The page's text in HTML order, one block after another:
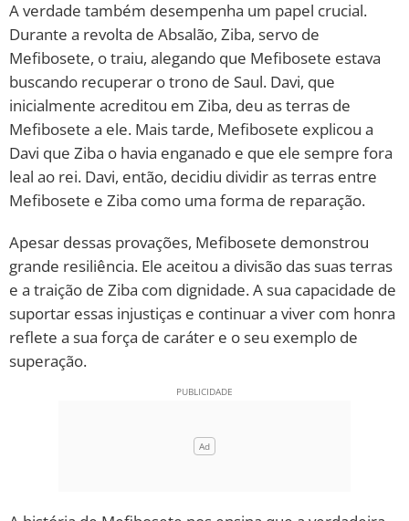
A verdade também desempenha um papel crucial.
Durante a revolta de Absalão, Ziba, servo de
Mefibosete, o traiu, alegando que Mefibosete estava
buscando recuperar o trono de Saul. Davi, que
inicialmente acreditou em Ziba, deu as terras de
Mefibosete a ele. Mais tarde, Mefibosete explicou a
Davi que Ziba o havia enganado e que ele sempre fora
leal ao rei. Davi, então, decidiu dividir as terras entre
Mefibosete e Ziba como uma forma de reparação.
Apesar dessas provações, Mefibosete demonstrou
grande resiliência. Ele aceitou a divisão das suas terras
e a traição de Ziba com dignidade. A sua capacidade de
suportar essas injustiças e continuar a viver com honra
reflete a sua força de caráter e o seu exemplo de
superação.